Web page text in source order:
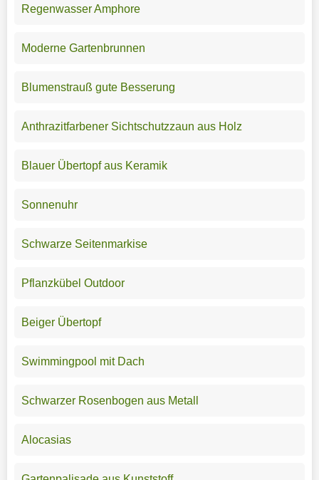
Regenwasser Amphore
Moderne Gartenbrunnen
Blumenstrauß gute Besserung
Anthrazitfarbener Sichtschutzzaun aus Holz
Blauer Übertopf aus Keramik
Sonnenuhr
Schwarze Seitenmarkise
Pflanzkübel Outdoor
Beiger Übertopf
Swimmingpool mit Dach
Schwarzer Rosenbogen aus Metall
Alocasias